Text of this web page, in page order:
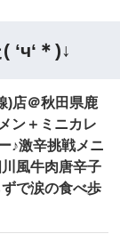
＊)↓
)店＠秋田県鹿
ン＋ミニカレ
♪激辛挑戦メニ
風牛肉唐辛子
で涙の食べ歩